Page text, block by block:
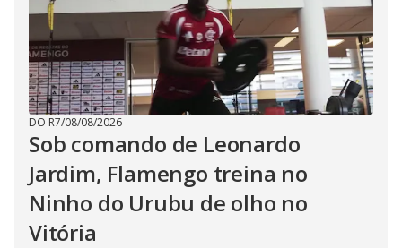
DO R7/08/08/2026
Sob comando de Leonardo
Jardim, Flamengo treina no
Ninho do Urubu de olho no
Vitória